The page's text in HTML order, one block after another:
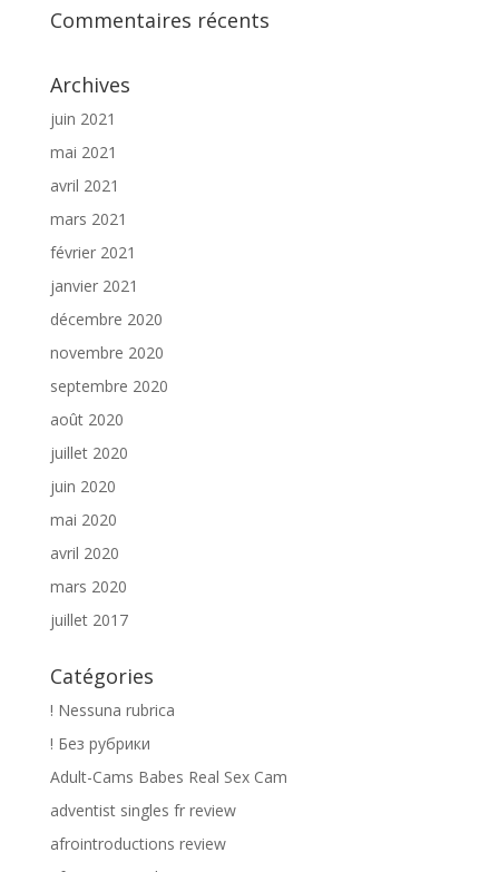
Commentaires récents
Archives
juin 2021
mai 2021
avril 2021
mars 2021
février 2021
janvier 2021
décembre 2020
novembre 2020
septembre 2020
août 2020
juillet 2020
juin 2020
mai 2020
avril 2020
mars 2020
juillet 2017
Catégories
! Nessuna rubrica
! Без рубрики
Adult-Cams Babes Real Sex Cam
adventist singles fr review
afrointroductions review